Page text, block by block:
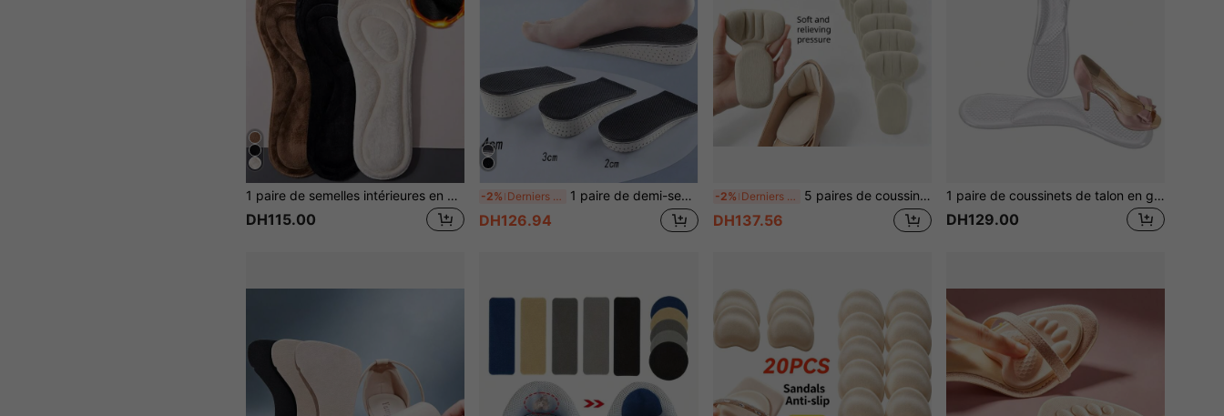
1 paire de semelles intérieures en peluche, chaudes pour l'hiver, unisexes, avec une base épaisse et douce, confortables et absorbantes, convenant à l'automne et à l'hiver
DH115.00
-2% Derniers 3 jours 1 paire de demi-semelles invisibles augmentant la hauteur pour hommes et femmes, confortables, anti-fatigue et anti-affaissement, coussinets de rehaussement pour chaussures
DH126.94
-2% Derniers 3 jours 5 paires de coussinets de talon antidérapants, convient pour les chaussures larges, ajustement élevé, unisexe, améliore l'ajustement et le confort des chaussures, empêche le glissement du talon et les ampoules, accessoires pour chaussures
DH137.56
1 paire de coussinets de talon en gel transparent pour femmes, semelles intérieures antidérapantes et anti-friction de 3/4 de longueur
DH129.00